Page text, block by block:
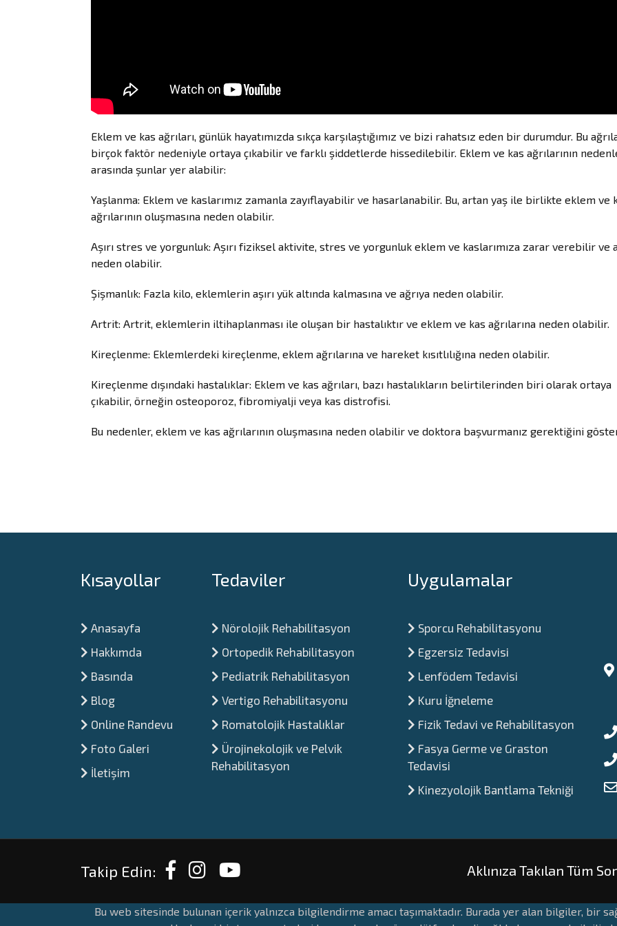
Eklem ve kas ağrıları, günlük hayatımızda sıkça karşılaştığımız ve bizi rahatsız eden bir durumdur. Bu
birçok faktör nedeniyle ortaya çıkabilir ve farklı şiddetlerde hissedilebilir. Eklem ve kas ağrılarının
arasında şunlar yer alabilir:
Yaşlanma: Eklem ve kaslarımız zamanla zayıflayabilir ve hasarlanabilir. Bu, artan yaş ile birlikte eklem ve
ağrılarının oluşmasına neden olabilir.
Aşırı stres ve yorgunluk: Aşırı fiziksel aktivite, stres ve yorgunluk eklem ve kaslarımıza zarar verebilir ve
neden olabilir.
Şişmanlık: Fazla kilo, eklemlerin aşırı yük altında kalmasına ve ağrıya neden olabilir.
Artrit: Artrit, eklemlerin iltihaplanması ile oluşan bir hastalıktır ve eklem ve kas ağrılarına neden olabilir.
Kireçlenme: Eklemlerdeki kireçlenme, eklem ağrılarına ve hareket kısıtlılığına neden olabilir.
Kireçlenme dışındaki hastalıklar: Eklem ve kas ağrıları, bazı hastalıkların belirtilerinden biri olarak ortaya
çıkabilir, örneğin osteoporoz, fibromiyalji veya kas distrofisi.
Bu nedenler, eklem ve kas ağrılarının oluşmasına neden olabilir ve doktora başvurmanız gerektiğini
Kısayollar
Anasayfa
Hakkımda
Basında
Blog
Online Randevu
Foto Galeri
İletişim
Tedaviler
Nörolojik Rehabilitasyon
Ortopedik Rehabilitasyon
Pediatrik Rehabilitasyon
Vertigo Rehabilitasyonu
Romatolojik Hastalıklar
Ürojinekolojik ve Pelvik
Rehabilitasyon
Uygulamalar
Sporcu Rehabilitasyonu
⁠Egzersiz Tedavisi
Lenfödem Tedavisi
Kuru İğneleme
Fizik Tedavi ve Rehabilitasyon
Fasya Germe ve Graston
Tedavisi
Kinezyolojik Bantlama Tekniği
Takip Edin: Aklınıza Takılan Tüm
Bu web sitesinde bulunan içerik yalnızca bilgilendirme amacı taşımaktadır. Burada yer alan bilgiler, bir